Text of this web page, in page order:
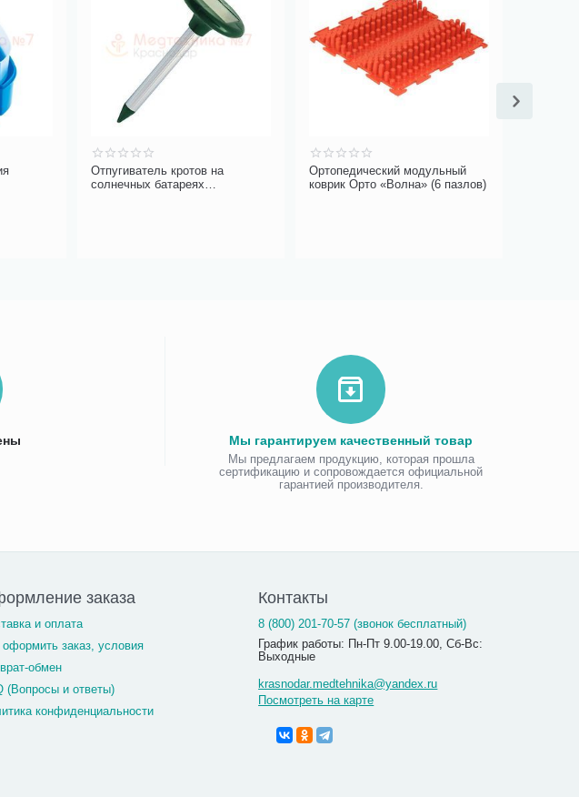
Отпугиватель кротов на
солнечных батареях
Ортопедический модульный
коврик Орто «Волна» (6 пазлов)
Мы гарантируем качественный товар
Мы предлагаем продукцию, которая прошла
сертификацию и сопровождается официальной
гарантией производителя.
заказа
и оплата
оформить заказ, условия
обмен
(Вопросы и ответы)
конфиденциальности
Контакты
8 (800) 201-70-57 (звонок бесплатный)
График работы: Пн-Пт 9.00-19.00, Сб-Вс:
Выходные
krasnodar.medtehnika@yandex.ru
Посмотреть на карте